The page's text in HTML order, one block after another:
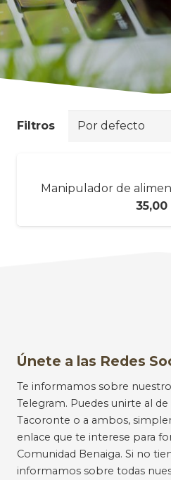
Filtros
Manipulador de
35,00
Únete a las Redes
Te informamos sobre
Telegram. Puedes unirte al de
Tacoronte o a ambos,
enlace que te interese para
Comunidad Benaiga. Si no
informamos sobre todas